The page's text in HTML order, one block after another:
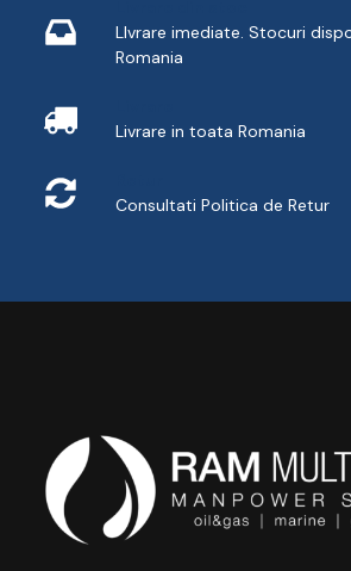
LIvrare imediate. Stocuri
Romania
Livrare in toata Romania
Consultati Politica de Retur